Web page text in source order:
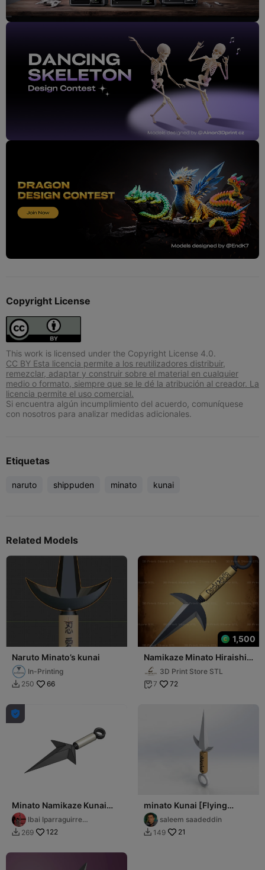
Copyright License
This work is licensed under the Copyright License 4.0.
CC BY Esta licencia permite a los reutilizadores distribuir,
remezclar, adaptar y construir sobre el material en cualquier
medio o formato, siempre que se le dé la atribución al creador. La
licencia permite el uso comercial.
Si encuentra algún incumplimiento del acuerdo, comuníquese
con nosotros para analizar medidas adicionales.
Etiquetas
naruto shippuden minato kunai
Related Models
Naruto Minato’s kunai
In-Printing
 250 66
1,500
Namikaze Minato Hiraishin
Kunai Cosplay Naruto -
STL File3D Print Store STL
 7 72

Minato Namikaze Kunai
NarutoIbai Iparraguirre
Azurmendi
 269 122
minato Kunai [Flying
Raijin]saleem saadeddin
 149 21